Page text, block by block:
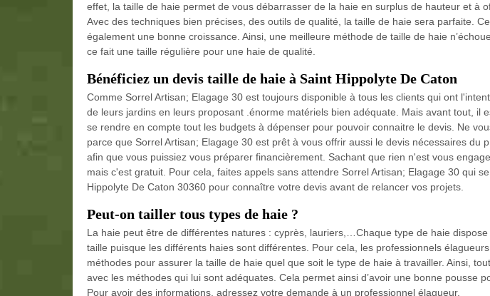
effet, la taille de haie permet de vous débarrasser de la haie en surplus de hauteur et à
Avec des techniques bien précises, des outils de qualité, la taille de haie sera parfaite.
également une bonne croissance. Ainsi, une meilleure méthode de taille de haie
ce fait une taille régulière pour une haie de qualité.
Bénéficiez un devis taille de haie à Saint Hippolyte De Caton
Comme Sorrel Artisan; Elagage 30 est toujours disponible à tous les clients qui ont
de leurs jardins en leurs proposant .énorme matériels bien adéquate. Mais avant tout, il
se rendre en compte tout les budgets à dépenser pour pouvoir connaitre le devis. Ne
parce que Sorrel Artisan; Elagage 30 est prêt à vous offrir aussi le devis nécessaires du
afin que vous puissiez vous préparer financièrement. Sachant que rien n'est vous
mais c'est gratuit. Pour cela, faites appels sans attendre Sorrel Artisan; Elagage 30 qui
Hippolyte De Caton 30360 pour connaître votre devis avant de relancer vos projets.
Peut-on tailler tous types de haie ?
La haie peut être de différentes natures : cyprès, lauriers,…Chaque type de haie
taille puisque les différents haies sont différentes. Pour cela, les professionnels
méthodes pour assurer la taille de haie quel que soit le type de haie à travailler. Ainsi,
avec les méthodes qui lui sont adéquates. Cela permet ainsi d’avoir une bonne pousse
Pour avoir des informations, adressez votre demande à un professionnel élagueur.